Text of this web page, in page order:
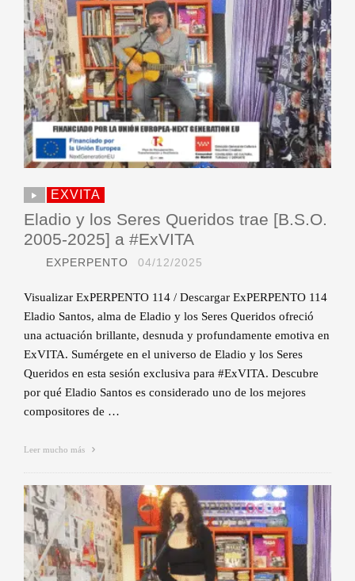
EXVITA
Eladio y los Seres Queridos trae [B.S.O.
2005-2025] a #ExVITA
EXPERPENTO 04/12/2025
Visualizar ExPERPENTO 114 / Descargar ExPERPENTO 114
Eladio Santos, alma de Eladio y los Seres Queridos ofreció
una actuación brillante, desnuda y profundamente emotiva en
ExVITA. Sumérgete en el universo de Eladio y los Seres
Queridos en esta sesión exclusiva para #ExVITA. Descubre
por qué Eladio Santos es considerado uno de los mejores
compositores de …
Leer mucho más